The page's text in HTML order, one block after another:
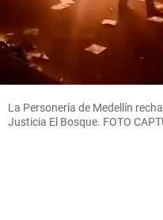
La Personería de Medellín
Justicia El Bosque. FOTO